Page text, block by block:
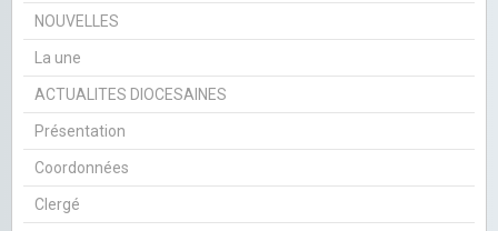
NOUVELLES
La une
ACTUALITES DIOCESAINES
Présentation
Coordonnées
Clergé